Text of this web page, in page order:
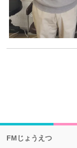
FMじょうえつ